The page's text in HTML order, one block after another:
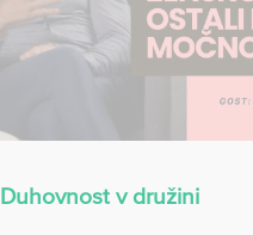
Duhovnost v družini